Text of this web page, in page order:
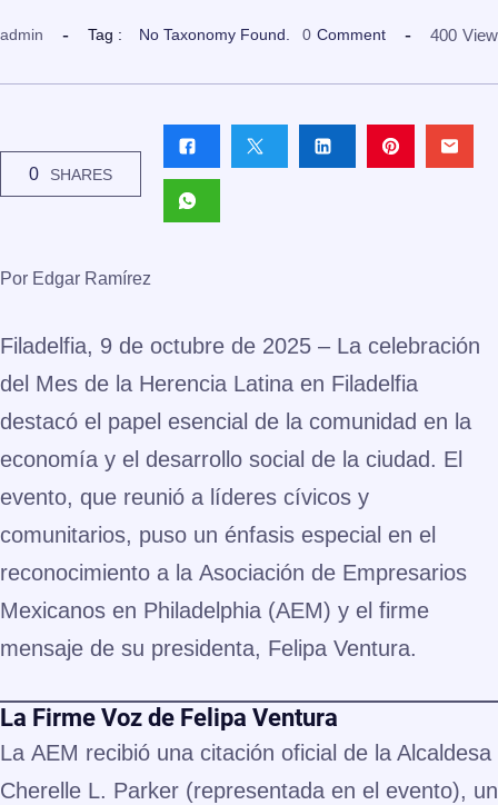
admin Tag : No Taxonomy Found. 0 Comment 400 View
0 SHARES
Por Edgar Ramírez
Filadelfia, 9 de octubre de 2025 – La celebración
del Mes de la Herencia Latina en Filadelfia
destacó el papel esencial de la comunidad en la
economía y el desarrollo social de la ciudad. El
evento, que reunió a líderes cívicos y
comunitarios, puso un énfasis especial en el
reconocimiento a la Asociación de Empresarios
Mexicanos en Philadelphia (AEM) y el firme
mensaje de su presidenta, Felipa Ventura.
La Firme Voz de Felipa Ventura
La AEM recibió una citación oficial de la Alcaldesa
Cherelle L. Parker (representada en el evento), un